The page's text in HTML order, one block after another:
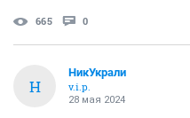
665 0
Н
НикУкрали
v.i.p.
28 мая 2024